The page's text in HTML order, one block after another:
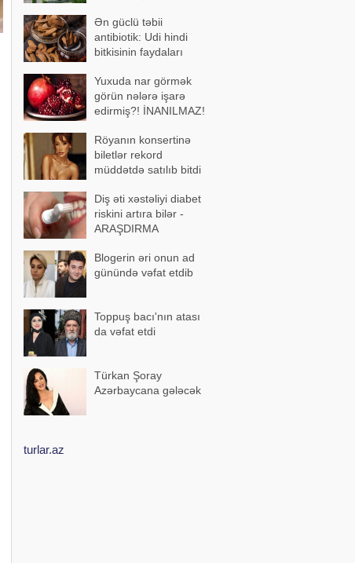
Ən güclü təbii
antibiotik: Udi hindi
bitkisinin faydaları
Yuxuda nar görmək
görün nələrə işarə
edirmiş?! İNANILMAZ!
Röyanın konsertinə
biletlər rekord
müddətdə satılıb bitdi
Diş əti xəstəliyi diabet
riskini artıra bilər -
ARAŞDIRMA
Blogerin əri onun ad
günündə vəfat etdib
Toppuş bacı'nın atası
da vəfat etdi
Türkan Şoray
Azərbaycana gələcək
turlar.az